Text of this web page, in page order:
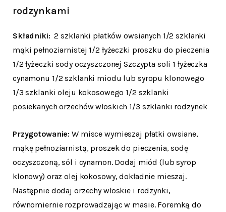
rodzynkami
Składniki: 2 szklanki płatków owsianych 1/2 szklanki
mąki pełnoziarnistej 1/2 łyżeczki proszku do pieczenia
1/2 łyżeczki sody oczyszczonej Szczypta soli 1 łyżeczka
cynamonu 1/2 szklanki miodu lub syropu klonowego
1/3 szklanki oleju kokosowego 1/2 szklanki
posiekanych orzechów włoskich 1/3 szklanki rodzynek
Przygotowanie: W misce wymieszaj płatki owsiane,
mąkę pełnoziarnistą, proszek do pieczenia, sodę
oczyszczoną, sól i cynamon. Dodaj miód (lub syrop
klonowy) oraz olej kokosowy, dokładnie mieszaj.
Następnie dodaj orzechy włoskie i rodzynki,
równomiernie rozprowadzając w masie. Foremką do